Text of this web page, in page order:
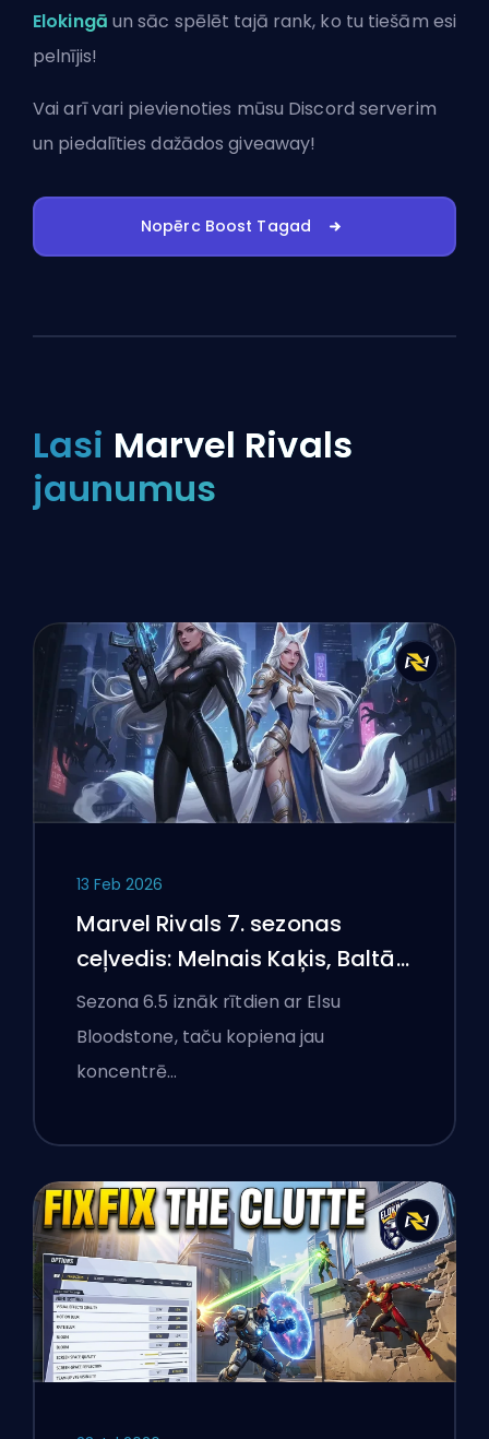
Elokingā un sāc spēlēt tajā rank, ko tu tiešām esi
pelnījis!
Vai arī vari pievienoties mūsu Discord serverim
un piedalīties dažādos giveaway!
Nopērc Boost Tagad
Lasi Marvel Rivals
jaunumus
13 Feb 2026
Marvel Rivals 7. sezonas
ceļvedis: Melnais Kaķis, Baltā
Foksa un Monstri Ņujorkā
Sezona 6.5 iznāk rītdien ar Elsu
Bloodstone, taču kopiena jau
koncentrē…